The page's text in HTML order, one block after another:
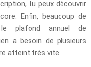
tu peux découvrir
Enfin, beaucoup de
plafond annuel de
a besoin de plusieurs
atteint très vite.